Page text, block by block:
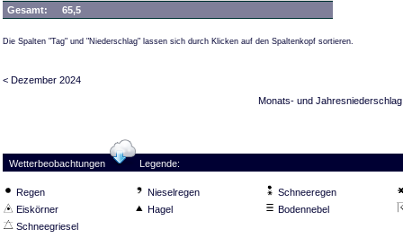
Gesamt:
65,5
Die Spalten "Tag" und "Niederschlag" lassen sich durch Klicken auf den Spaltenkopf sortieren.
< Dezember 2024
Monats- und Jahresniederschlag
Wetterbeobachtungen Legende:
Regen Nieselregen
Schneeregen
Eiskörner
Hagel
Bodennebel
Schneegriesel